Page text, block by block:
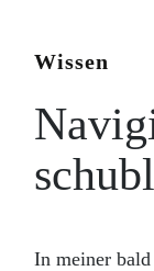
Wissen
In meiner